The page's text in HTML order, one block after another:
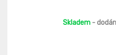
Skladem -